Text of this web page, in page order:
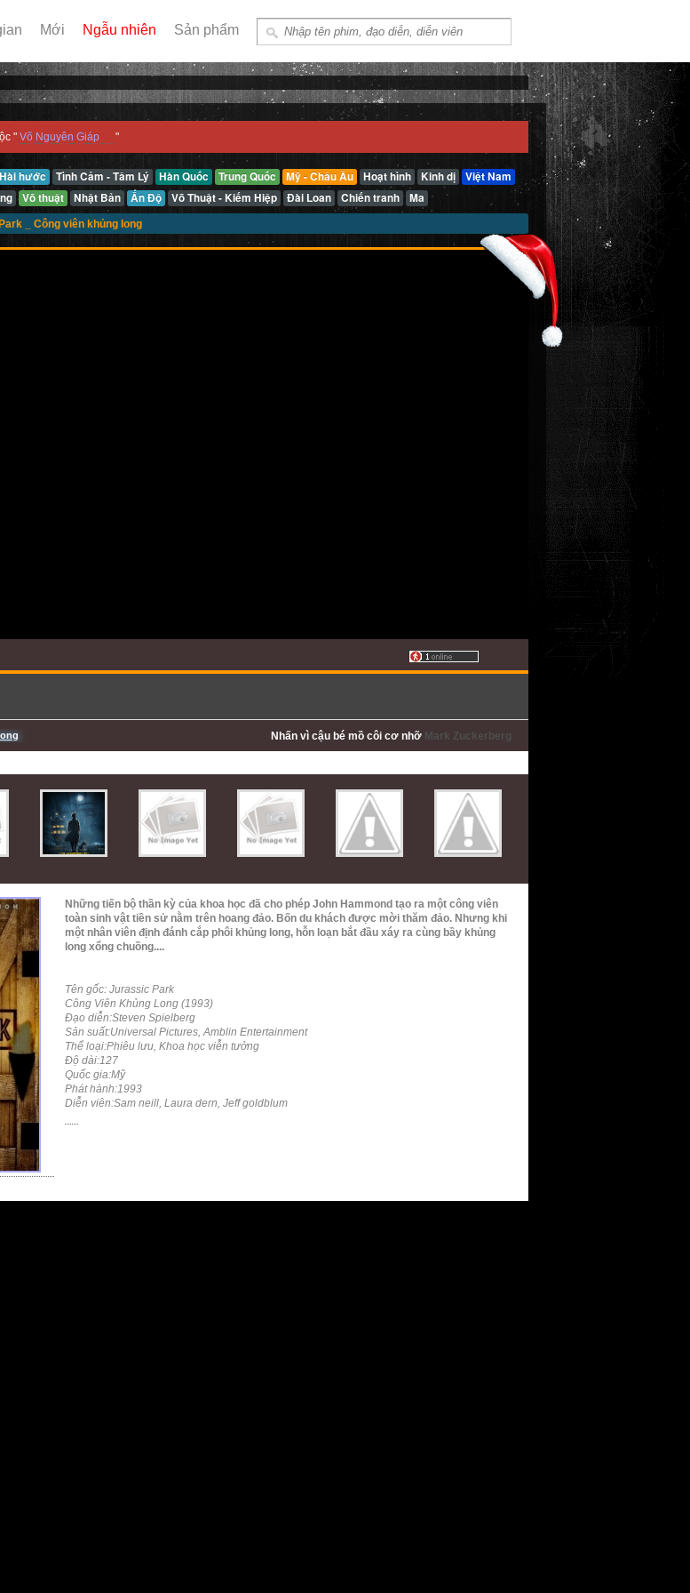
Mới Ngẫu nhiên Sản phẩm
" Võ Nguyên Giáp "
Hài hước Tình Cảm - Tâm Lý Hàn Quốc Trung Quốc Mỹ - Châu Âu Hoạt hình Kinh dị
Việt Nam
Võ thuật Nhật Bản Ấn Độ Võ Thuật - Kiếm Hiệp Đài Loan Chiến tranh Ma
_ Công viên khủng long
Nhấn vì cậu bé mồ côi cơ nhỡ Mark Zuckerberg
Những tiến bộ thần kỳ của khoa học đã cho phép John Hammond tạo ra một công viên
toàn sinh vật tiền sử nằm trên hoang đảo. Bốn du khách được mời thăm đảo. Nhưng khi
một nhân viên định đánh cắp phôi khủng long, hỗn loạn bắt đầu xáy ra cùng bầy khủng
long xổng chuồng....
Tên gốc: Jurassic Park
Công Viên Khủng Long (1993)
Đạo diễn:Steven Spielberg
Sản suất:Universal Pictures, Amblin Entertainment
Thể loại:Phiêu lưu, Khoa học viễn tưởng
Độ dài:127
Quốc gia:Mỹ
Phát hành:1993
Diễn viên:Sam neill, Laura dern, Jeff goldblum